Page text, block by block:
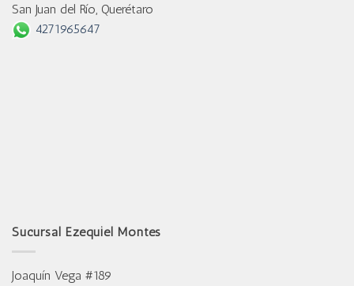
San Juan del Río, Querétaro
4271965647
Sucursal Ezequiel Montes
Joaquín Vega #189